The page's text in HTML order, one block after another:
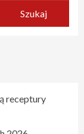
receptury